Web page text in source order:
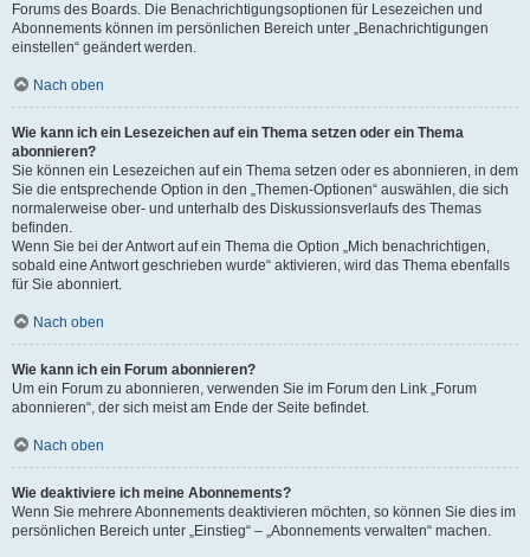
Forums des Boards. Die Benachrichtigungsoptionen für Lesezeichen und
Abonnements können im persönlichen Bereich unter „Benachrichtigungen
einstellen“ geändert werden.
Nach oben
Wie kann ich ein Lesezeichen auf ein Thema setzen oder ein Thema
abonnieren?
Sie können ein Lesezeichen auf ein Thema setzen oder es abonnieren, in dem
Sie die entsprechende Option in den „Themen-Optionen“ auswählen, die sich
normalerweise ober- und unterhalb des Diskussionsverlaufs des Themas
befinden.
Wenn Sie bei der Antwort auf ein Thema die Option „Mich benachrichtigen,
sobald eine Antwort geschrieben wurde“ aktivieren, wird das Thema ebenfalls
für Sie abonniert.
Nach oben
Wie kann ich ein Forum abonnieren?
Um ein Forum zu abonnieren, verwenden Sie im Forum den Link „Forum
abonnieren“, der sich meist am Ende der Seite befindet.
Nach oben
Wie deaktiviere ich meine Abonnements?
Wenn Sie mehrere Abonnements deaktivieren möchten, so können Sie dies im
persönlichen Bereich unter „Einstieg“ – „Abonnements verwalten“ machen.